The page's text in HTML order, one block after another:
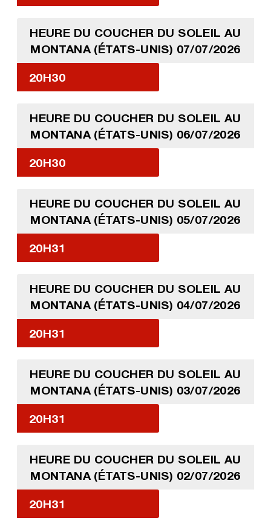
HEURE DU COUCHER DU SOLEIL AU
MONTANA (ÉTATS-UNIS) 07/07/2026
20H30
HEURE DU COUCHER DU SOLEIL AU
MONTANA (ÉTATS-UNIS) 06/07/2026
20H30
HEURE DU COUCHER DU SOLEIL AU
MONTANA (ÉTATS-UNIS) 05/07/2026
20H31
HEURE DU COUCHER DU SOLEIL AU
MONTANA (ÉTATS-UNIS) 04/07/2026
20H31
HEURE DU COUCHER DU SOLEIL AU
MONTANA (ÉTATS-UNIS) 03/07/2026
20H31
HEURE DU COUCHER DU SOLEIL AU
MONTANA (ÉTATS-UNIS) 02/07/2026
20H31